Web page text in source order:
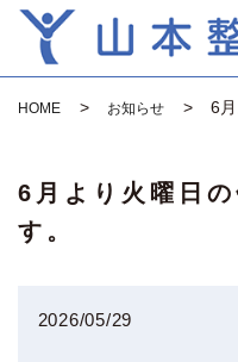
HOME お知らせ 6
6月より火曜日
す。
2026/05/29